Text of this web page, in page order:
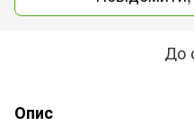
До
Опис